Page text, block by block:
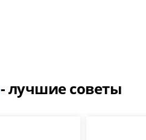
- лучшие советы